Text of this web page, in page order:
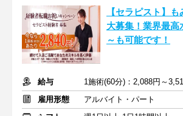
【セラピスト】
大募集！業界最高
～も可能です！
給与
1施術(60分)：2,088円～
雇用形態
アルバイト・パート